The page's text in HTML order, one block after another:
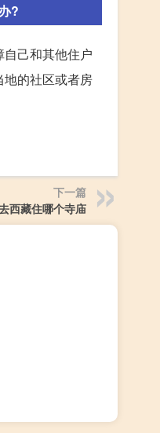
?
己和其他住户
的社区或者房
下一篇
西藏住哪个寺庙